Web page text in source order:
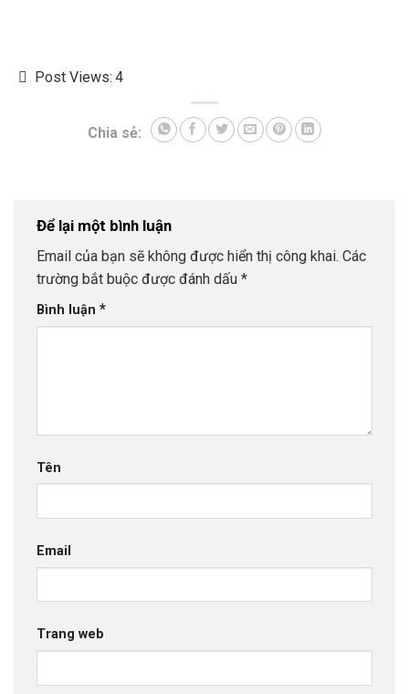
Post Views: 4
Chia sẻ:
Để lại một bình luận
Email của bạn sẽ không được hiển thị công khai. Các
trường bắt buộc được đánh dấu *
Bình luận *
Tên
Email
Trang web